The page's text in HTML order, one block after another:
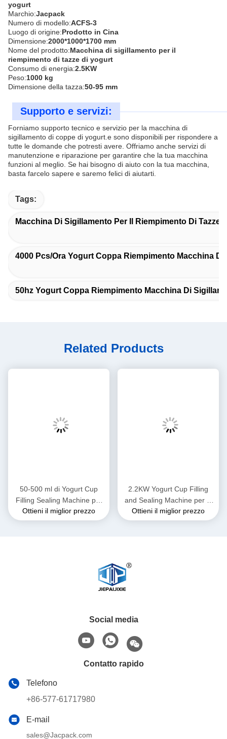
yogurt
Marchio:Jacpack
Numero di modello:ACFS-3
Luogo di origine:Prodotto in Cina
Dimensione:2000*1000*1700 mm
Nome del prodotto:Macchina di sigillamento per il
riempimento di tazze di yogurt
Consumo di energia:2.5KW
Peso:1000 kg
Dimensione della tazza:50-95 mm
Supporto e servizi:
Forniamo supporto tecnico e servizio per la macchina di
sigillamento di coppe di yogurt.e sono disponibili per rispondere a
tutte le domande che potresti avere. Offriamo anche servizi di
manutenzione e riparazione per garantire che la tua macchina
funzioni al meglio. Se hai bisogno di aiuto con la tua macchina,
basta farcelo sapere e saremo felici di aiutarti.
Tags:
Macchina Di Sigillamento Per Il Riempimento Di Tazze
4000 Pcs/ora Yogurt Coppa Riempimento Macchina Di
50hz Yogurt Coppa Riempimento Macchina Di
Related Products
50-500 ml di Yogurt Cup
Filling Sealing Machine per
tazze da 50-95 mm
Ottieni il miglior prezzo
2.2KW Yogurt Cup Filling
and Sealing Machine per la
produzione industriale
Ottieni il miglior prezzo
Social media
Contatto rapido
Telefono
+86-577-61717980
E-mail
sales@Jacpack.com